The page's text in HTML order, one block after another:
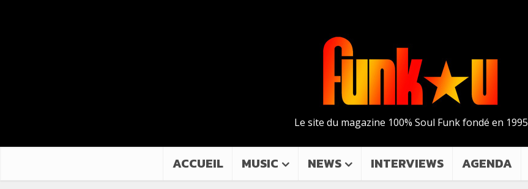
Le site du magazine 100% Soul Funk fondé en 1995
ACCUEIL MUSIC NEWS INTERVIEWS AGENDA